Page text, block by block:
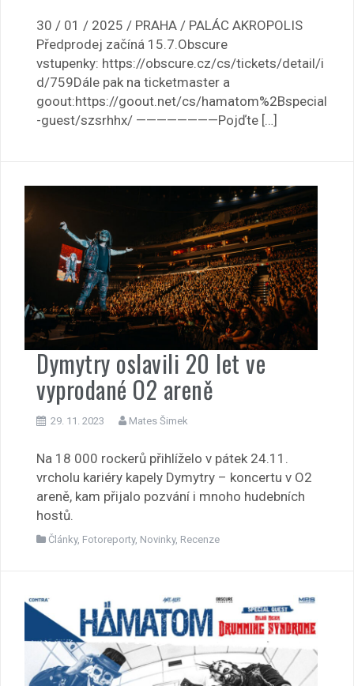
30 / 01 / 2025 / PRAHA / PALÁC AKROPOLIS
Předprodej začíná 15.7.Obscure
vstupenky: https://obscure.cz/cs/tickets/detail/i
d/759Dále pak na ticketmaster a
goout:https://goout.net/cs/hamatom%2Bspecial
-guest/szsrhhx/ ————————Pojďte […]
Dymytry oslavili 20 let ve
vyprodané O2 areně
29. 11. 2023 Mates Šimek
Na 18 000 rockerů přihlíželo v pátek 24.11.
vrcholu kariéry kapely Dymytry – koncertu v O2
areně, kam přijalo pozvání i mnoho hudebních
hostů.
Články, Fotoreporty, Novinky, Recenze